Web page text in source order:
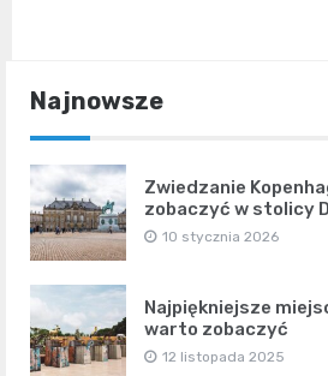
Najnowsze
Zwiedzanie
zobaczyć w stolicy
10 stycznia 2026
Najpiękniejsze
warto zobaczyć
12 listopada 2025